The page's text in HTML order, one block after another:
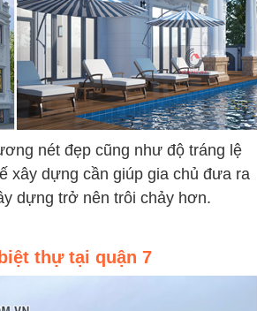
nét đẹp cũng như độ tráng lệ
xây dựng cần giúp gia chủ đưa ra
dựng trở nên trôi chảy hơn.
thự tại quận 7